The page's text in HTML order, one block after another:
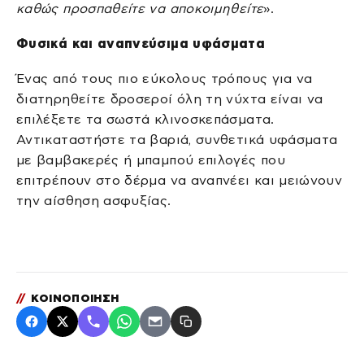
καθώς προσπαθείτε να αποκοιμηθείτε».
Φυσικά και αναπνεύσιμα υφάσματα
Ένας από τους πιο εύκολους τρόπους για να
διατηρηθείτε δροσεροί όλη τη νύχτα είναι να
επιλέξετε τα σωστά κλινοσκεπάσματα.
Αντικαταστήστε τα βαριά, συνθετικά υφάσματα
με βαμβακερές ή μπαμπού επιλογές που
επιτρέπουν στο δέρμα να αναπνέει και μειώνουν
την αίσθηση ασφυξίας.
// ΚΟΙΝΟΠΟΙΗΣΗ